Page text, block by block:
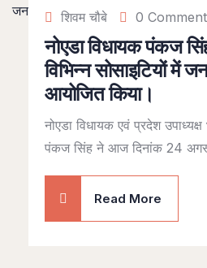
शिवम चौबे 0
नोएडा विधायक पंकज
विभिन्न सोसाइटियों में
आयोजित किया।
नोएडा विधायक एवं प्रदेश
पंकज सिंह ने आज दिनांक 24
Read More